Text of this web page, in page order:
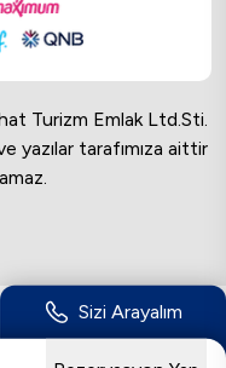
Turizm Emlak Ltd.Sti.
yazılar tarafımıza aittir
Sizi Arayalım